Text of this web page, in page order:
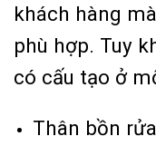
khách hàng
phù hợp. Tuy
có cấu tạo ở
Thân bồn